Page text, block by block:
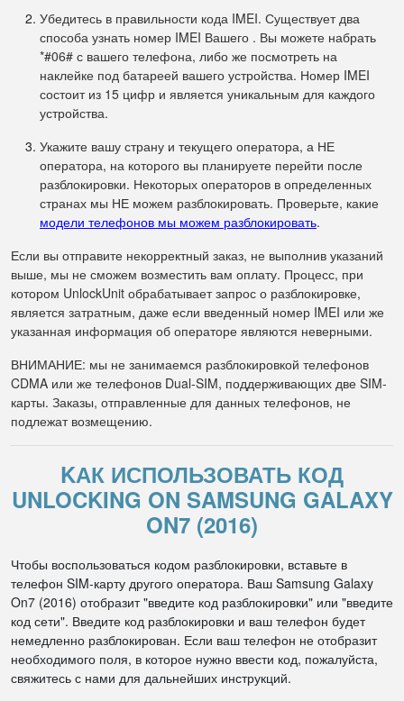
Убедитесь в правильности кода IMEI. Существует два
способа узнать номер IMEI Вашего . Вы можете набрать
*#06# с вашего телефона, либо же посмотреть на
наклейке под батареей вашего устройства. Номер IMEI
состоит из 15 цифр и является уникальным для каждого
устройства.
Укажите вашу страну и текущего оператора, а НЕ
оператора, на которого вы планируете перейти после
разблокировки. Некоторых операторов в определенных
странах мы НЕ можем разблокировать. Проверьте, какие
модели телефонов мы можем разблокировать.
Если вы отправите некорректный заказ, не выполнив указаний
выше, мы не сможем возместить вам оплату. Процесс, при
котором UnlockUnit обрабатывает запрос о разблокировке,
является затратным, даже если введенный номер IMEI или же
указанная информация об операторе являются неверными.
ВНИМАНИЕ: мы не занимаемся разблокировкой телефонов
CDMA или же телефонов Dual-SIM, поддерживающих две SIM-
карты. Заказы, отправленные для данных телефонов, не
подлежат возмещению.
KАК ИСПОЛЬЗОВАТЬ КОД
UNLOCKING ON SAMSUNG GALAXY
ON7 (2016)
Чтобы воспользоваться кодом разблокировки, вставьте в
телефон SIM-карту другого оператора. Ваш Samsung Galaxy
On7 (2016) отобразит "введите код разблокировки" или "введите
код сети". Введите код разблокировки и ваш телефон будет
немедленно разблокирован. Если ваш телефон не отобразит
необходимого поля, в которое нужно ввести код, пожалуйста,
свяжитесь с нами для дальнейших инструкций.